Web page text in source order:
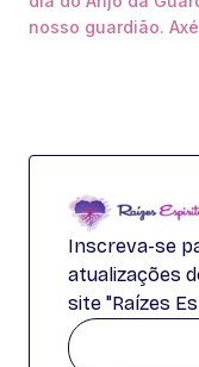
nosso guardião.
Inscreva-se
atualizações
site "Raízes